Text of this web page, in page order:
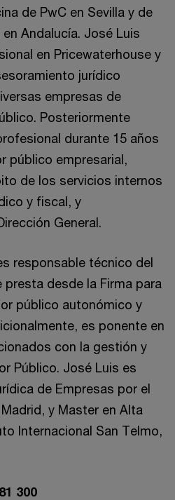
de PwC en Sevilla y de
Andalucía. José Luis
en Pricewaterhouse y
jurídico
empresas de
Posteriormente
durante 15 años
público empresarial,
de los servicios internos
y fiscal, y
General.
responsable técnico del
desde la Firma para
público autonómico y
es ponente en
con la gestión y
Público. José Luis es
de Empresas por el
y Master en Alta
Internacional San Telmo,
300